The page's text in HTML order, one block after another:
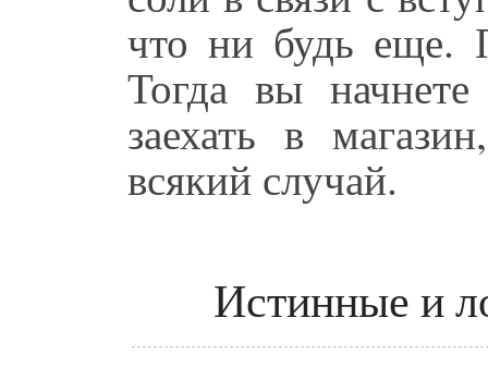
что ни будь еще.
Тогда вы
заехать в
всякий случай.
Истинные и